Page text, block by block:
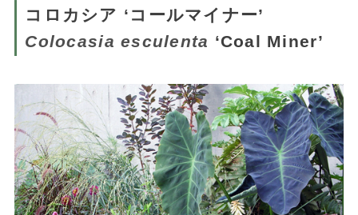
コロカシア ‘コールマイナー’
Colocasia esculenta ‘Coal Miner’